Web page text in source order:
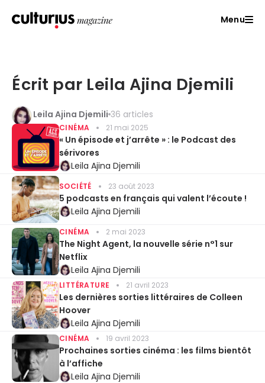
Menu
Écrit par Leila Ajina Djemili
Leila Ajina Djemili 36 articles
CINÉMA 21 mai 2025
« Un épisode et j’arrête » : le Podcast des
sérivores
Leila Ajina Djemili
SOCIÉTÉ 23 août 2023
5 podcasts en français qui valent l’écoute !
Leila Ajina Djemili
CINÉMA 2 mai 2023
The Night Agent, la nouvelle série n°1 sur
Netflix
Leila Ajina Djemili
LITTÉRATURE 21 avril 2023
Les dernières sorties littéraires de Colleen
Hoover
Leila Ajina Djemili
CINÉMA 19 avril 2023
Prochaines sorties cinéma : les films bientôt
à l’affiche
Leila Ajina Djemili